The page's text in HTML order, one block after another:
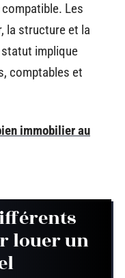
Les
la structure et la
implique
comptables et
immobilier au
louer un